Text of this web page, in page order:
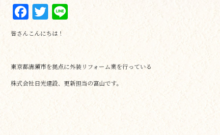
F
a
c
e
b
o
T
w
it
te
r
皆さんこんにちは！
東京都清瀬市を拠点に外装リフォーム業を行っている
株式会社日光建設、更新担当の富山です。